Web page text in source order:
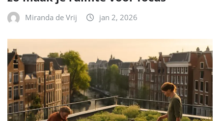
Miranda de Vrij jan 2, 2026